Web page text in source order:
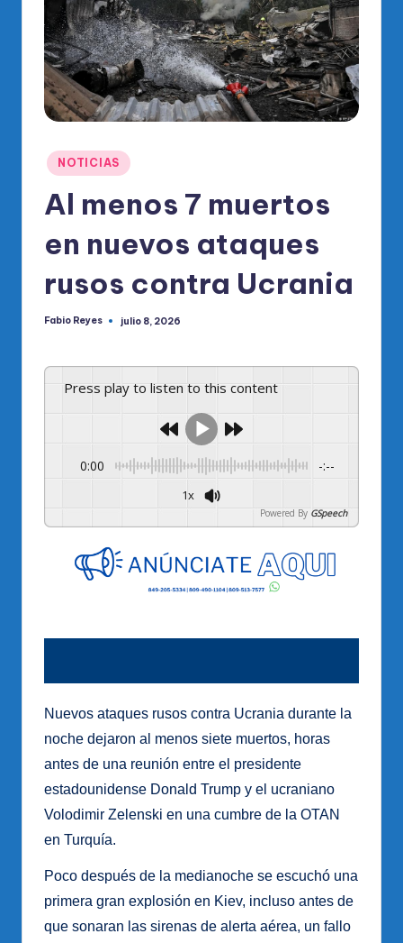
di
o
O
al
R
Publicado
en
NOTICIAS
Al menos 7 muertos
en nuevos ataques
rusos contra Ucrania
Publicado
Fabio Reyes julio 8, 2026
Press play to listen to this content
0:00 -:--
1x
Powered By GSpeech
Nuevos ataques rusos contra Ucrania durante la
noche dejaron al menos siete muertos, horas
antes de una reunión entre el presidente
estadounidense Donald Trump y el ucraniano
Volodimir Zelenski en una cumbre de la OTAN
en Turquía.
Poco después de la medianoche se escuchó una
primera gran explosión en Kiev, incluso antes de
que sonaran las sirenas de alerta aérea, un fallo